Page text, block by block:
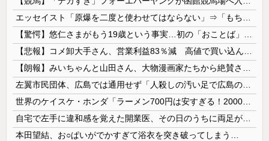
本田望結、お○ぱいがでかすぎて浴衣を突き破ってしまう…